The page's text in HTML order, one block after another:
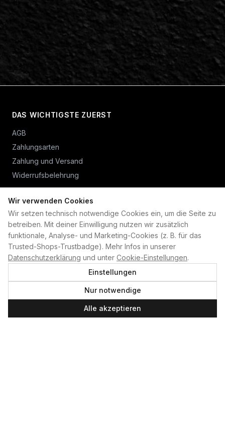
Wir verwenden Cookies
Wir setzen technisch notwendige Cookies ein, um die Seite zu
betreiben. Mit deiner Einwilligung nutzen wir zusätzlich
funktionale, Analyse- und Marketing-Cookies (z. B. für das
Trusted-Shops-Trustbadge). Mehr Infos in unserer
Datenschutzerklärung und unter Cookie-Einstellungen.
Einstellungen
Nur notwendige
Alle akzeptieren
DAS WICHTIGSTE ZUERST
AGB
Zahlungsarten
Zahlung und Versand
Widerrufsbelehrung
PLAN B
Home
Kontakt
Impressum
Datenschutzerklärung